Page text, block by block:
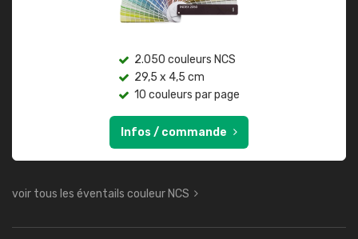
2.050 couleurs NCS
29,5 x 4,5 cm
10 couleurs par page
Infos / commande
voir tous les éventails couleur NCS